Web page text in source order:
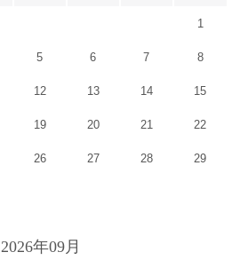
1
5 6 7 8
12 13 14 15
19 20 21 22
26 27 28 29
2026年09月